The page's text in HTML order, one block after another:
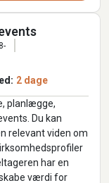
2 dage
planlægge,
Du kan
relevant viden om
har en
værdi for